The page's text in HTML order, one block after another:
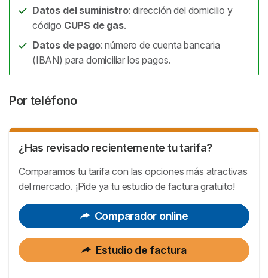
Datos del suministro: dirección del domicilio y
código CUPS de gas.
Datos de pago: número de cuenta bancaria
(IBAN) para domiciliar los pagos.
Por teléfono
¿Has revisado recientemente tu tarifa?
Comparamos tu tarifa con las opciones más atractivas
del mercado. ¡Pide ya tu estudio de factura gratuito!
Comparador online
Estudio de factura